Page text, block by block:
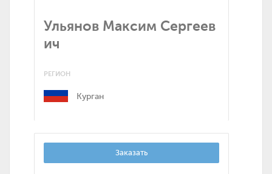
Ульянов Максим Сергеев
ич
РЕГИОН
Курган
Заказать